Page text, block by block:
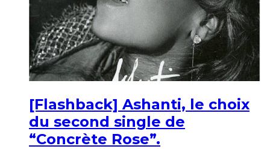
[Flashback] Ashanti, le choix
du second single de
“Concrète Rose”.